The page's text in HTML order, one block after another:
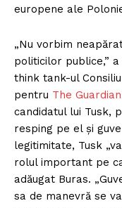
europene ale
„Nu vorbim
politicilor publice,”
think tank-ul
pentru The Guardian
candidatul lui Tusk,
resping pe el și
legitimitate, Tusk
rolul important pe
adăugat Buras.
sa de manevră se